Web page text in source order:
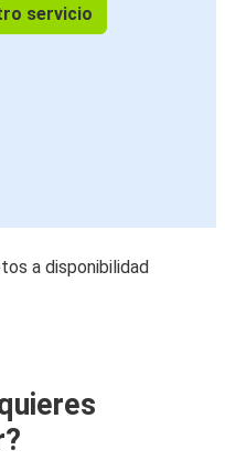
servicio
a disponibilidad